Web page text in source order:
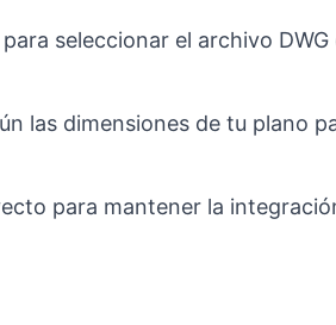
para seleccionar el archivo
las dimensiones de tu plano
para mantener la